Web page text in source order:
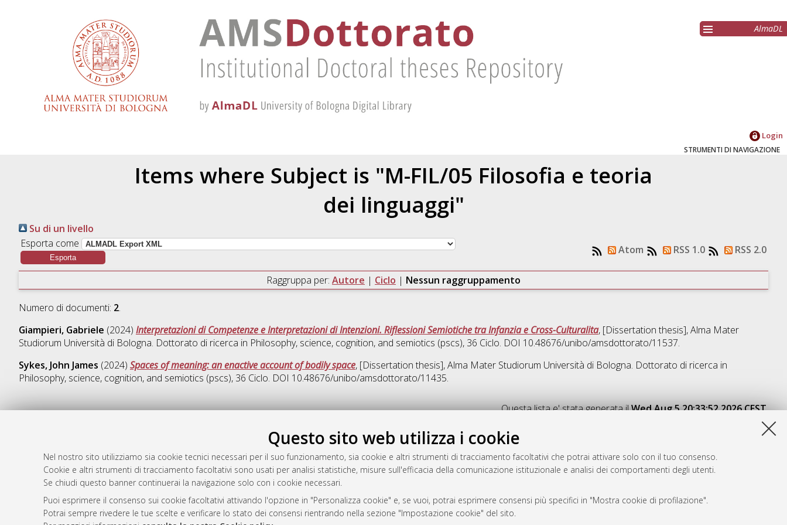
Questo sito web utilizza i cookie
Nel nostro sito utilizziamo sia cookie tecnici necessari per il suo funzionamento, sia cookie e altri strumenti di tracciamento facoltativi che potrai attivare solo con il tuo consenso.
Cookie e altri strumenti di tracciamento facoltativi sono usati per analisi statistiche, misure sull'efficacia della comunicazione istituzionale e analisi dei comportamenti degli utenti.
Se chiudi questo banner continuerai la navigazione solo con i cookie necessari.
Puoi esprimere il consenso sui cookie facoltativi attivando l'opzione in "Personalizza cookie" e, se vuoi, potrai esprimere consensi più specifici in "Mostra cookie di profilazione".
Potrai sempre rivedere le tue scelte e verificare lo stato dei consensi rientrando nella sezione "Impostazione cookie" del sito.
AlmaDL
Login
STRUMENTI DI NAVIGAZIONE
Items where Subject is "M-FIL/05 Filosofia e teoria
dei linguaggi"
Su di un livello
Esporta come
Atom RSS 1.0 RSS 2.0
Raggruppa per: Autore | Ciclo | Nessun raggruppamento
Numero di documenti: 2.
Giampieri, Gabriele (2024) Interpretazioni di Competenze e Interpretazioni di Intenzioni. Riflessioni Semiotiche tra Infanzia e Cross-Culturalita, [Dissertation thesis], Alma Mater
Studiorum Università di Bologna. Dottorato di ricerca in Philosophy, science, cognition, and semiotics (pscs), 36 Ciclo. DOI 10.48676/unibo/amsdottorato/11537.
Sykes, John James (2024) Spaces of meaning: an enactive account of bodily space, [Dissertation thesis], Alma Mater Studiorum Università di Bologna. Dottorato di ricerca in
Philosophy, science, cognition, and semiotics (pscs), 36 Ciclo. DOI 10.48676/unibo/amsdottorato/11435.
Questa lista e' stata generata ilWed Aug 5 20:33:52 2026 CEST.
Rss 1.0
Rss 2.0
AMS Dottorato
ISSN: 2038-7946
Servizio implementato e gestito daAlmaDL
Impostazioni Cookie
Informativa sulla privacy
Condizioni d’uso del sito